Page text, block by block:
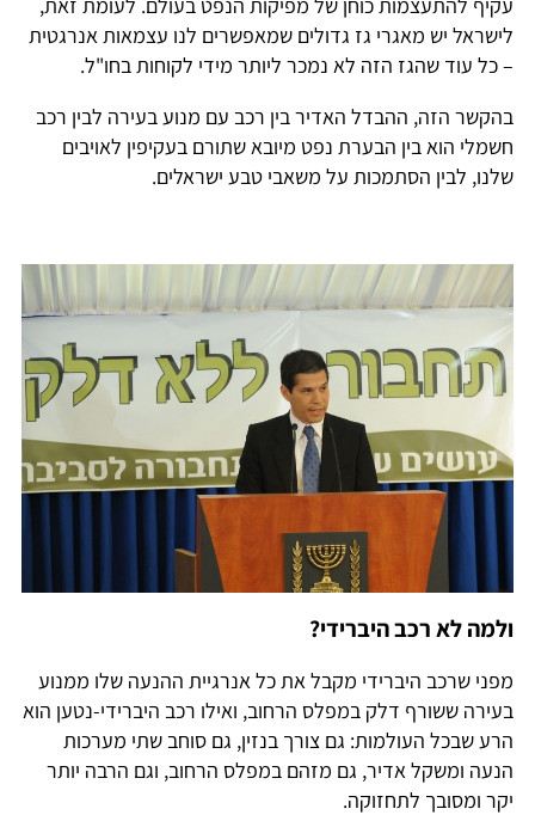
עקיף להתעצמות כוחן של מפיקות הנפט בעולם. לעומת זאת,
לישראל יש מאגרי גז גדולים שמאפשרים לנו עצמאות אנרגטית
– כל עוד שהגז הזה לא נמכר ליותר מידי לקוחות בחו"ל.
בהקשר הזה, ההבדל האדיר בין רכב עם מנוע בעירה לבין רכב
חשמלי הוא בין הבערת נפט מיובא שתורם בעקיפין לאויבים
שלנו, לבין הסתמכות על משאבי טבע ישראלים.
ולמה לא רכב היברידי?
מפני שרכב היברידי מקבל את כל אנרגיית ההנעה שלו ממנוע
בעירה ששורף דלק במפלס הרחוב, ואילו רכב היברידי-נטען הוא
הרע שבכל העולמות: גם צורך בנזין, גם סוחב שתי מערכות
הנעה ומשקל אדיר, גם מזהם במפלס הרחוב, וגם הרבה יותר
יקר ומסובך לתחזוקה.